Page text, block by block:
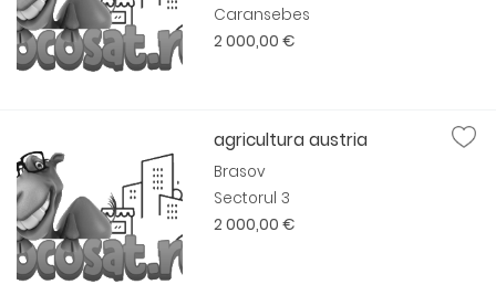
Caransebes
2 000,00 €
agricultura austria
Brasov
Sectorul 3
2 000,00 €